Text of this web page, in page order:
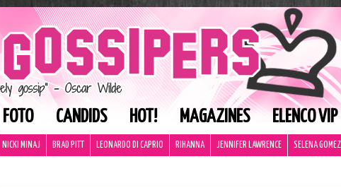
FOTO CANDIDS HOT! MAGAZINES ELENCO VIP
NICKI MINAJ BRAD PITT LEONARDO DI CAPRIO RIHANNA JENNIFER LAWRENCE SELENA GOMEZ